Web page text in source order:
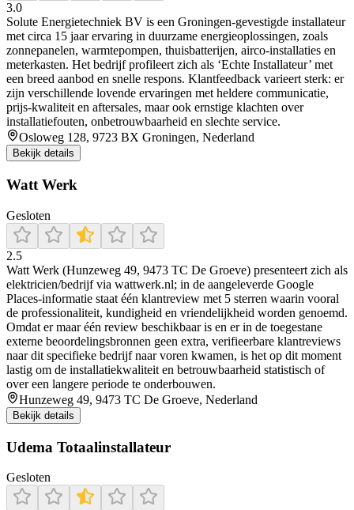
3.0
Solute Energietechniek BV is een Groningen-gevestigde installateur
met circa 15 jaar ervaring in duurzame energieoplossingen, zoals
zonnepanelen, warmtepompen, thuisbatterijen, airco-installaties en
meterkasten. Het bedrijf profileert zich als ‘Echte Installateur’ met
een breed aanbod en snelle respons. Klantfeedback varieert sterk: er
zijn verschillende lovende ervaringen met heldere communicatie,
prijs-kwaliteit en aftersales, maar ook ernstige klachten over
installatiefouten, onbetrouwbaarheid en slechte service.
Osloweg 128, 9723 BX Groningen, Nederland
Bekijk details
Watt Werk
Gesloten
2.5
Watt Werk (Hunzeweg 49, 9473 TC De Groeve) presenteert zich als
elektricien/bedrijf via wattwerk.nl; in de aangeleverde Google
Places-informatie staat één klantreview met 5 sterren waarin vooral
de professionaliteit, kundigheid en vriendelijkheid worden genoemd.
Omdat er maar één review beschikbaar is en er in de toegestane
externe beoordelingsbronnen geen extra, verifieerbare klantreviews
naar dit specifieke bedrijf naar voren kwamen, is het op dit moment
lastig om de installatiekwaliteit en betrouwbaarheid statistisch of
over een langere periode te onderbouwen.
Hunzeweg 49, 9473 TC De Groeve, Nederland
Bekijk details
Udema Totaalinstallateur
Gesloten